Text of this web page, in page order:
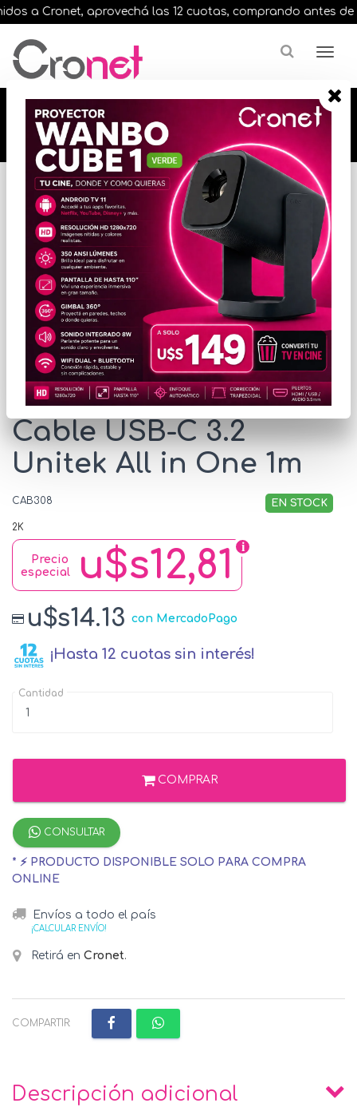
a Cronet, aprovechá las 12 cuotas, comprando antes de
🔥🔥🔥 12 cuotas, en todos nuestros artículos,
comprando antes de las 13 hrs. envíos en el
día 🔥🔥🔥
Inicio VARIOS INFORMATICA CABLES
* Las imágenes se exhiben con fines ilustrativos.
Cable USB-C 3.2
Unitek All in One 1m
CAB308 EN STOCK
2K
u$s12,81
Precio
especial
u$s14.13 con MercadoPago
¡Hasta 12 cuotas sin interés!
Cantidad
COMPRAR
CONSULTAR
* ⚡ PRODUCTO DISPONIBLE SOLO PARA COMPRA
ONLINE
Envíos a todo el país
¡CALCULAR ENVÍO!
Retirá en Cronet.
COMPARTIR:
Descripción adicional